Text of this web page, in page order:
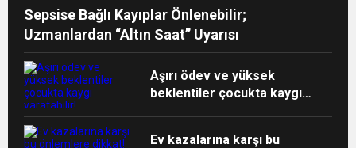
Sepsise Bağlı Kayıplar Önlenebilir;
Uzmanlardan “Altın Saat” Uyarısı
Aşırı ödev ve yüksek
beklentiler çocukta kaygı
Ev kazalarına karşı bu